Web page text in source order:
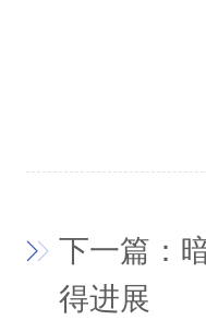
下一篇：
得进展